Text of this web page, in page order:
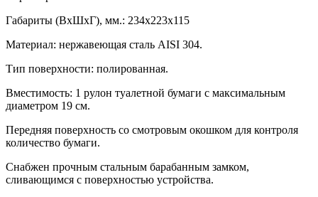
Габариты (ВхШхГ), мм.: 234х223х115
Материал: нержавеющая сталь AISI 304.
Тип поверхности: полированная.
Вместимость: 1 рулон туалетной бумаги с максимальным
диаметром 19 см.
Передняя поверхность со смотровым окошком для контроля
количество бумаги.
Снабжен прочным стальным барабанным замком,
сливающимся с поверхностью устройства.